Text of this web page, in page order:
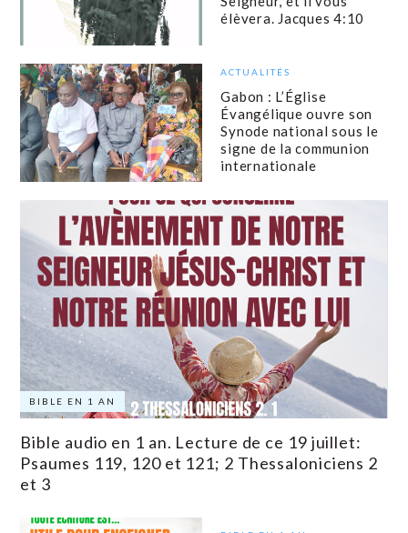
élèvera. Jacques 4:10
ACTUALITÉS
Gabon : L’Église
Évangélique ouvre son
Synode national sous le
signe de la communion
internationale
BIBLE EN 1 AN
Bible audio en 1 an. Lecture de ce 19 juillet:
Psaumes 119, 120 et 121; 2 Thessaloniciens 2
et 3